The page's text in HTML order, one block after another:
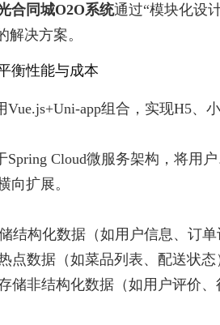
合同城O2O系统通过“模块化设
解决方案。
衡性能与成本
Vue.js+Uni-app组合，实现H5、
Spring Cloud微服务架构，将用
向扩展。
结构化数据（如用户信息、订
点数据（如菜品列表、配送状
储非结构化数据（如用户评价